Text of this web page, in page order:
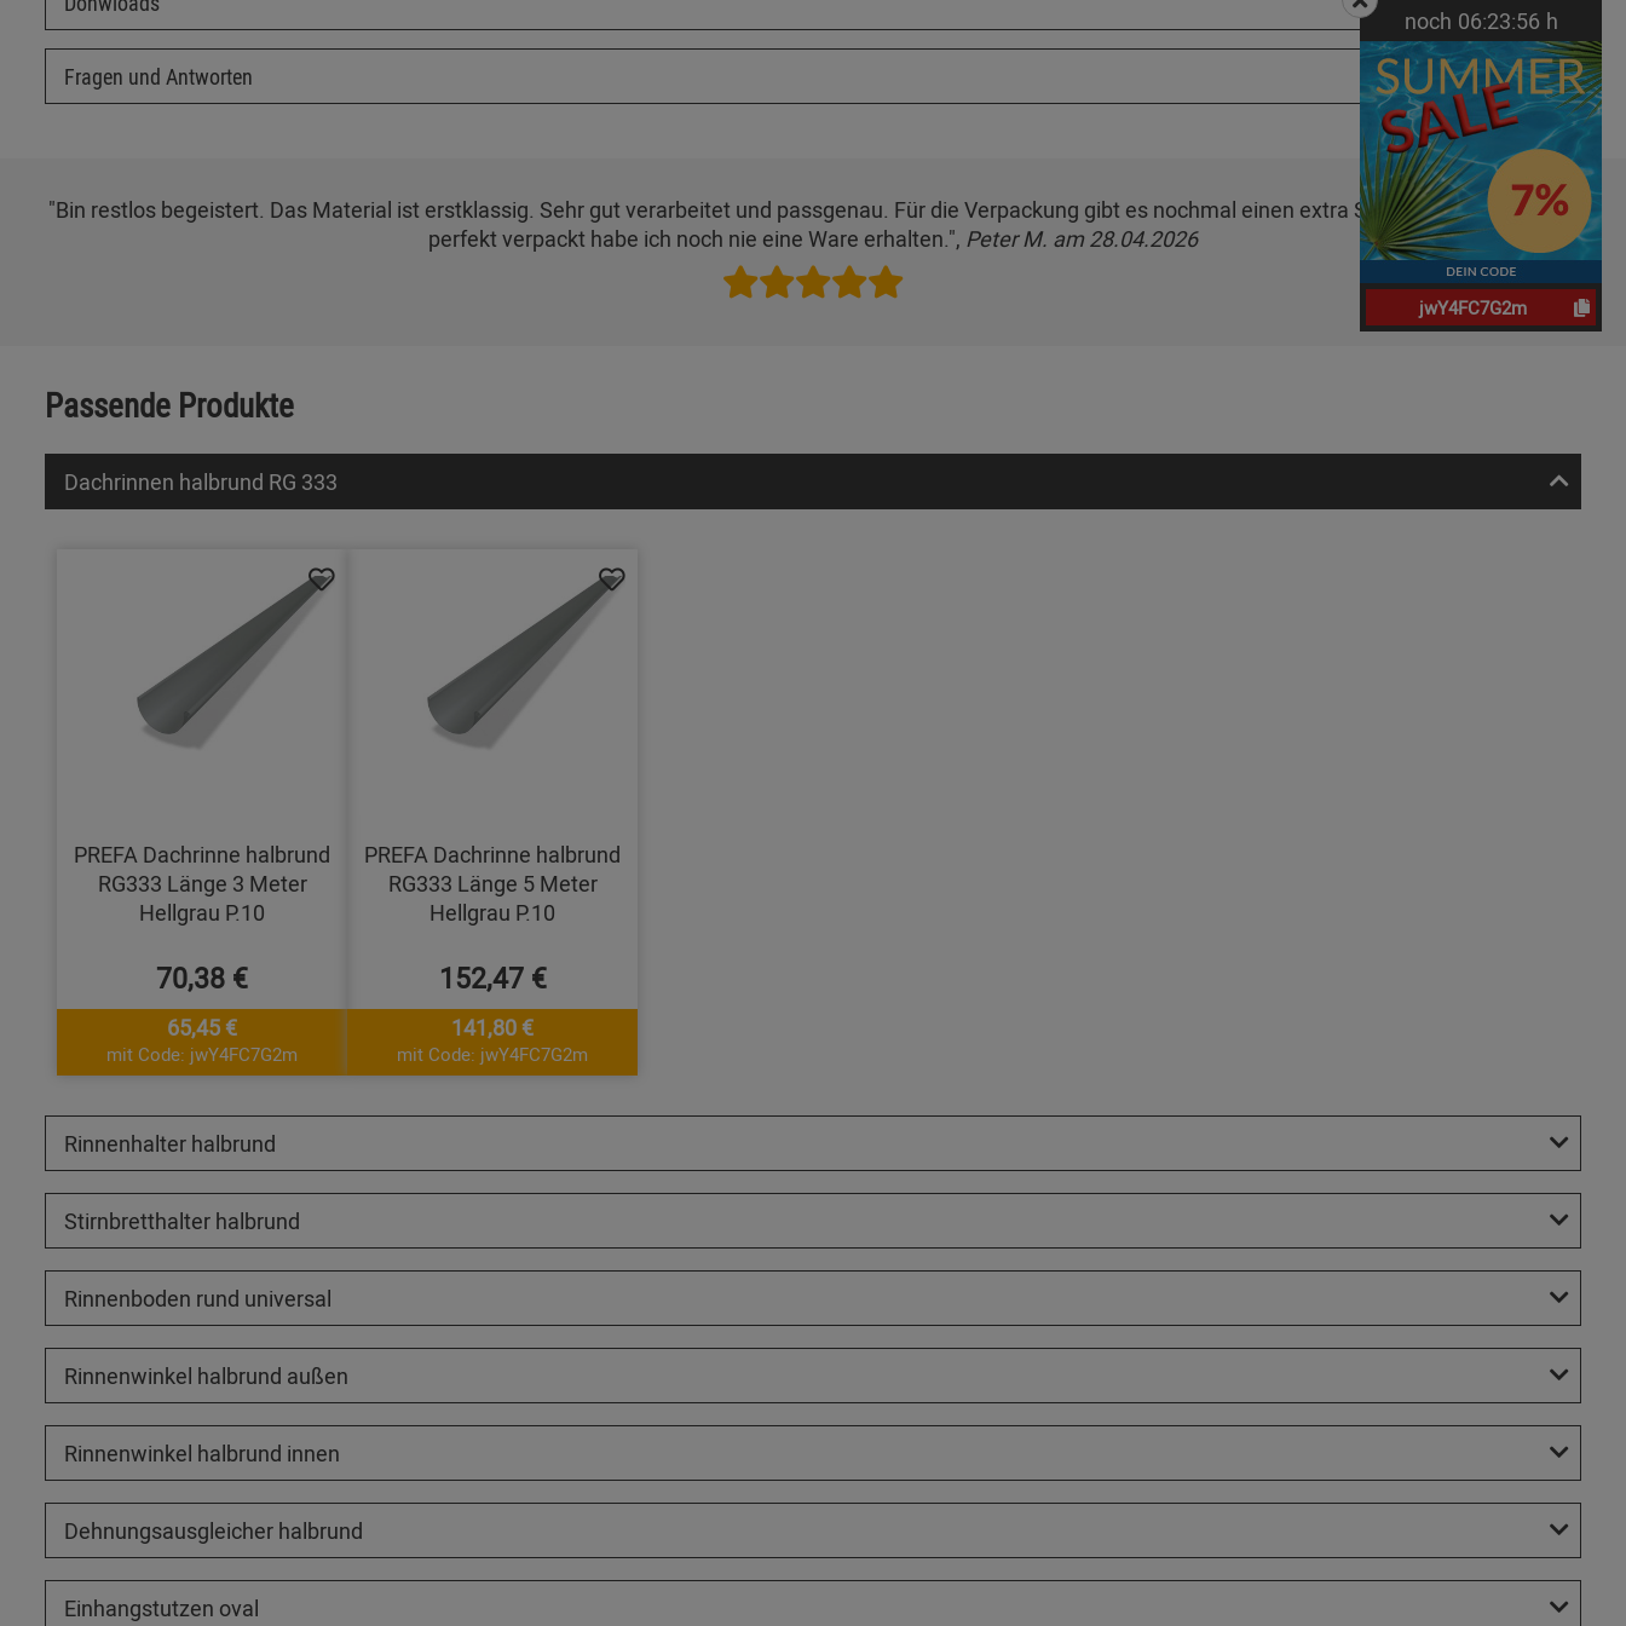
Fragen und Antworten
"Bin restlos begeistert. Das Material ist erstklassig. Sehr gut verarbeitet und passgenau. Für die Verpackung gibt es nochmal einen extra Stern. So sorgfältig und
perfekt verpackt habe ich noch nie eine Ware erhalten.", Peter M. am 28.04.2026
Passende Produkte
Dachrinnen halbrund RG 333
PREFA Dachrinne halbrund
RG333 Länge 3 Meter
Hellgrau P.10
70,38 €
65,45 €
mit Code: jwY4FC7G2m
PREFA Dachrinne halbrund
RG333 Länge 5 Meter
Hellgrau P.10
152,47 €
141,80 €
mit Code: jwY4FC7G2m
Rinnenhalter halbrund
Stirnbretthalter halbrund
Rinnenboden rund universal
Rinnenwinkel halbrund außen
Rinnenwinkel halbrund innen
Dehnungsausgleicher halbrund
Einhangstutzen oval
noch 06:23:55 h
jwY4FC7G2m